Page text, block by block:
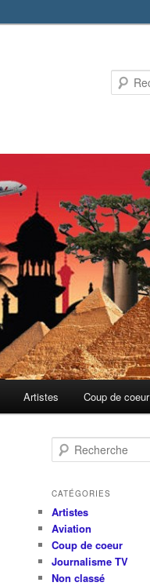
Artistes Coup de coeur
e
h
r
c
h
e
CATÉGORIES
Artistes
Aviation
Coup de coeur
Journalisme TV
Non classé